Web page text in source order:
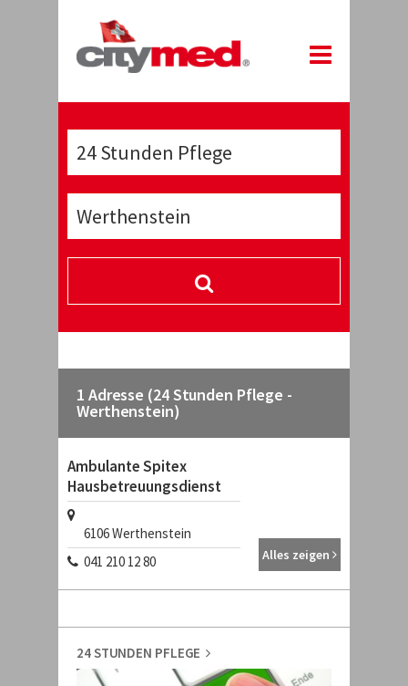
1 Adresse (24 Stunden Pflege -
Werthenstein)
Ambulante Spitex
Hausbetreuungsdienst
6106Werthenstein
041 210 12 80
Alles zeigen
24 STUNDEN PFLEGE